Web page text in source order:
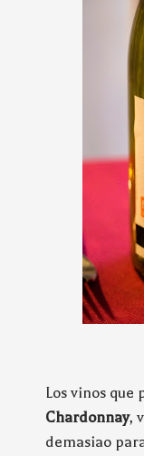
Los vinos que
Chardonnay,
demasiao